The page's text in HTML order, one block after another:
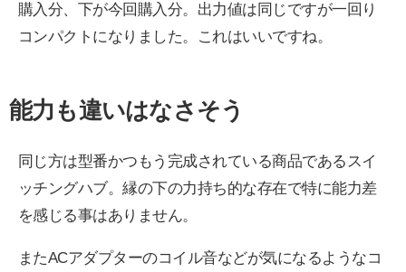
購入分、下が今回購入分。出力値は同じですが一回り
コンパクトになりました。これはいいですね。
能力も違いはなさそう
同じ方は型番かつもう完成されている商品であるスイ
ッチングハブ。縁の下の力持ち的な存在で特に能力差
を感じる事はありません。
またACアダプターのコイル音などが気になるようなコ